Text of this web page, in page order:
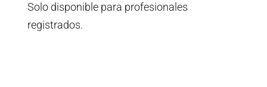
Solo disponible para profesionales
registrados.